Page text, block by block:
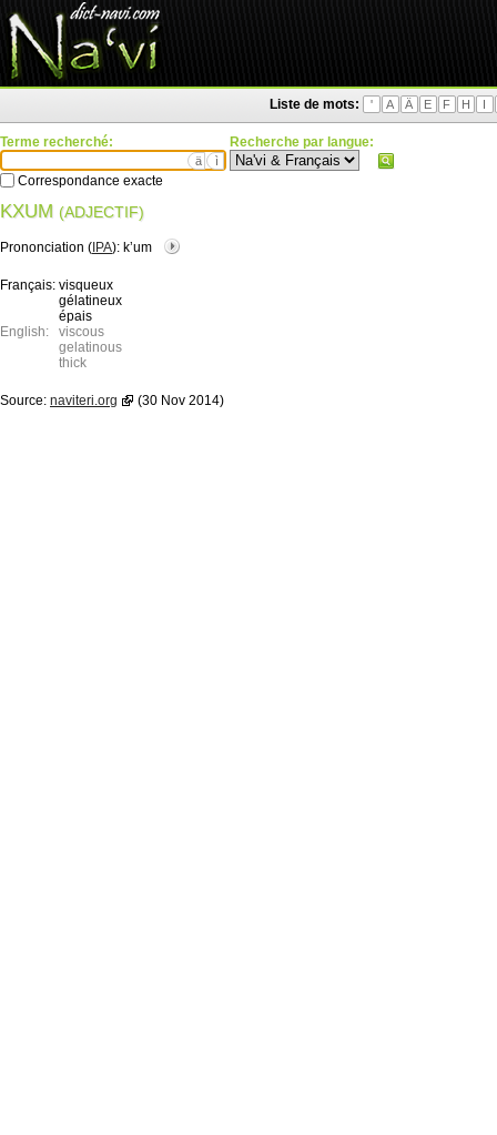
Liste de mots: ' A Ä E F H I
Terme recherché:
ä ì
Correspondance exacte
Recherche par langue:
KXUM (ADJECTIF)
Prononciation ( IPA): kʼum
Français: visqueux
gélatineux
épais
English:
viscous
gelatinous
thick
Source: naviteri.org (30 Nov 2014)